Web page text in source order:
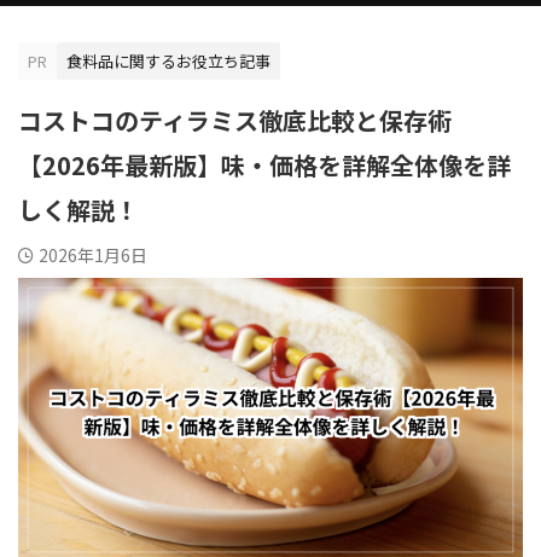
PR 食料品に関するお役立ち記事
コストコのティラミス徹底比較と保存術
【2026年最新版】味・価格を詳解全体像を詳
しく解説！
2026年1月6日